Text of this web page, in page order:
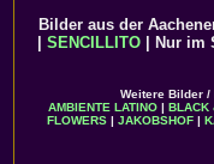
Bilder aus der
SENCILLITO| Nur im
Weitere Bilder /
AMBIENTE LATINO | BLACK
FLOWERS| JAKOBSHOF|